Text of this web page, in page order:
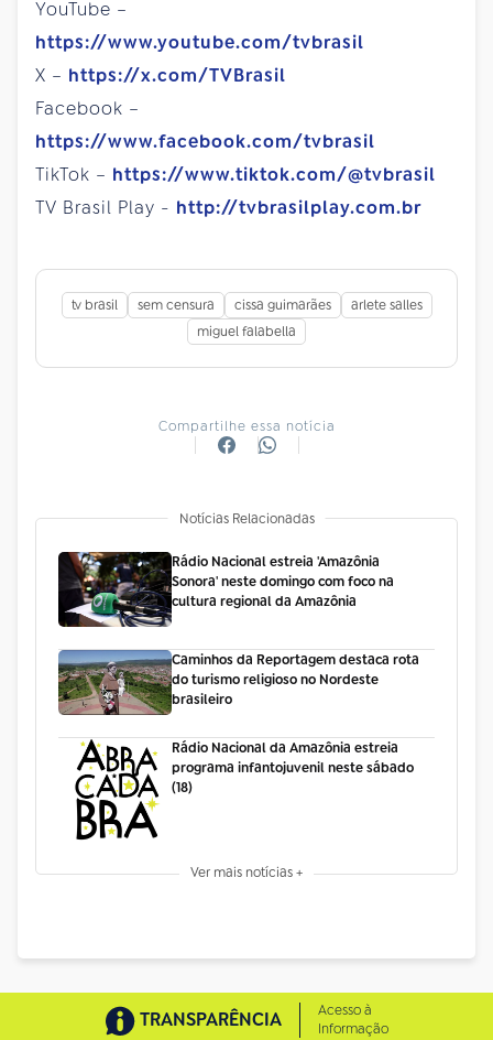
YouTube –
https://www.youtube.com/tvbrasil
X – https://x.com/TVBrasil
Facebook –
https://www.facebook.com/tvbrasil
TikTok – https://www.tiktok.com/@tvbrasil
TV Brasil Play - http://tvbrasilplay.com.br
tv brasil sem censura cissa guimarães
arlete salles
miguel falabella
Compartilhe essa notícia
Notícias Relacionadas
Rádio Nacional estreia 'Amazônia
Sonora' neste domingo com foco na
cultura regional da Amazônia
Caminhos da Reportagem destaca rota
do turismo religioso no Nordeste
brasileiro
Rádio Nacional da Amazônia estreia
programa infantojuvenil neste sábado
(18)
Ver mais notícias +
TRANSPARÊNCIA
Acesso à
Informação